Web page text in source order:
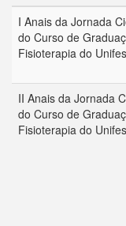
I Anais da Jornada
do Curso de
Fisioterapia do
II Anais da Jornada
do Curso de
Fisioterapia do